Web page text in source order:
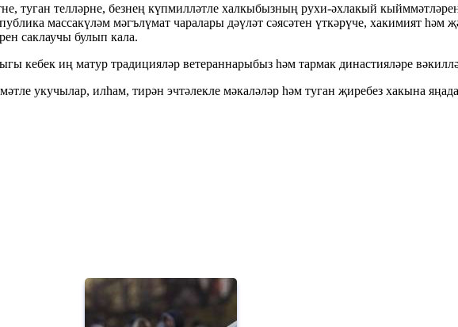
туган телләрне, безнең күпмилләтле халкыбызның рухи-әхлакый
массакүләм мәгълүмат чаралары дәүләт сәясәтен үткәрүче, хакимият һәм
саклаучы булып кала.
кебек иң матур традицияләр ветераннарыбыз һәм тармак династияләре
укучылар, илһам, тирән эчтәлекле мәкаләләр һәм туган җиребез хакына